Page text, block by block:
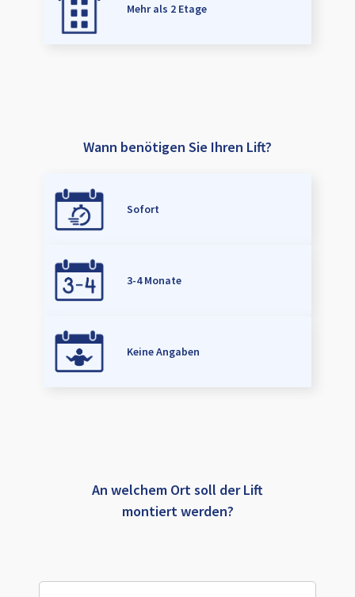
Mehr als 2 Etage
Wann benötigen Sie Ihren Lift?
Sofort
3-4 Monate
Keine Angaben
An welchem Ort soll der Lift
montiert werden?